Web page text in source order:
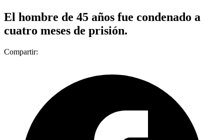
El hombre de 45 años fue condenado a
cuatro meses de prisión.
Compartir: